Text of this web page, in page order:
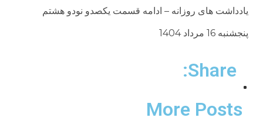
یادداشت های روزانه – ادامه قسمت یکصدو نودو هشتم
پنجشنبه 16 مرداد 1404
Share:
More Posts